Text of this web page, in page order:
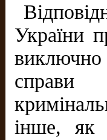
України
справи
інше, як